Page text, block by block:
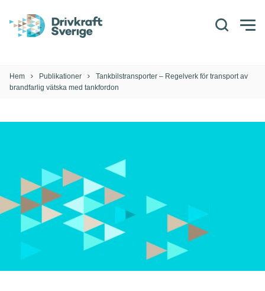
Sök
Hem Publikationer
Tankbilstransporter – Regelverk för transport av
brandfarlig vätska med tankfordon